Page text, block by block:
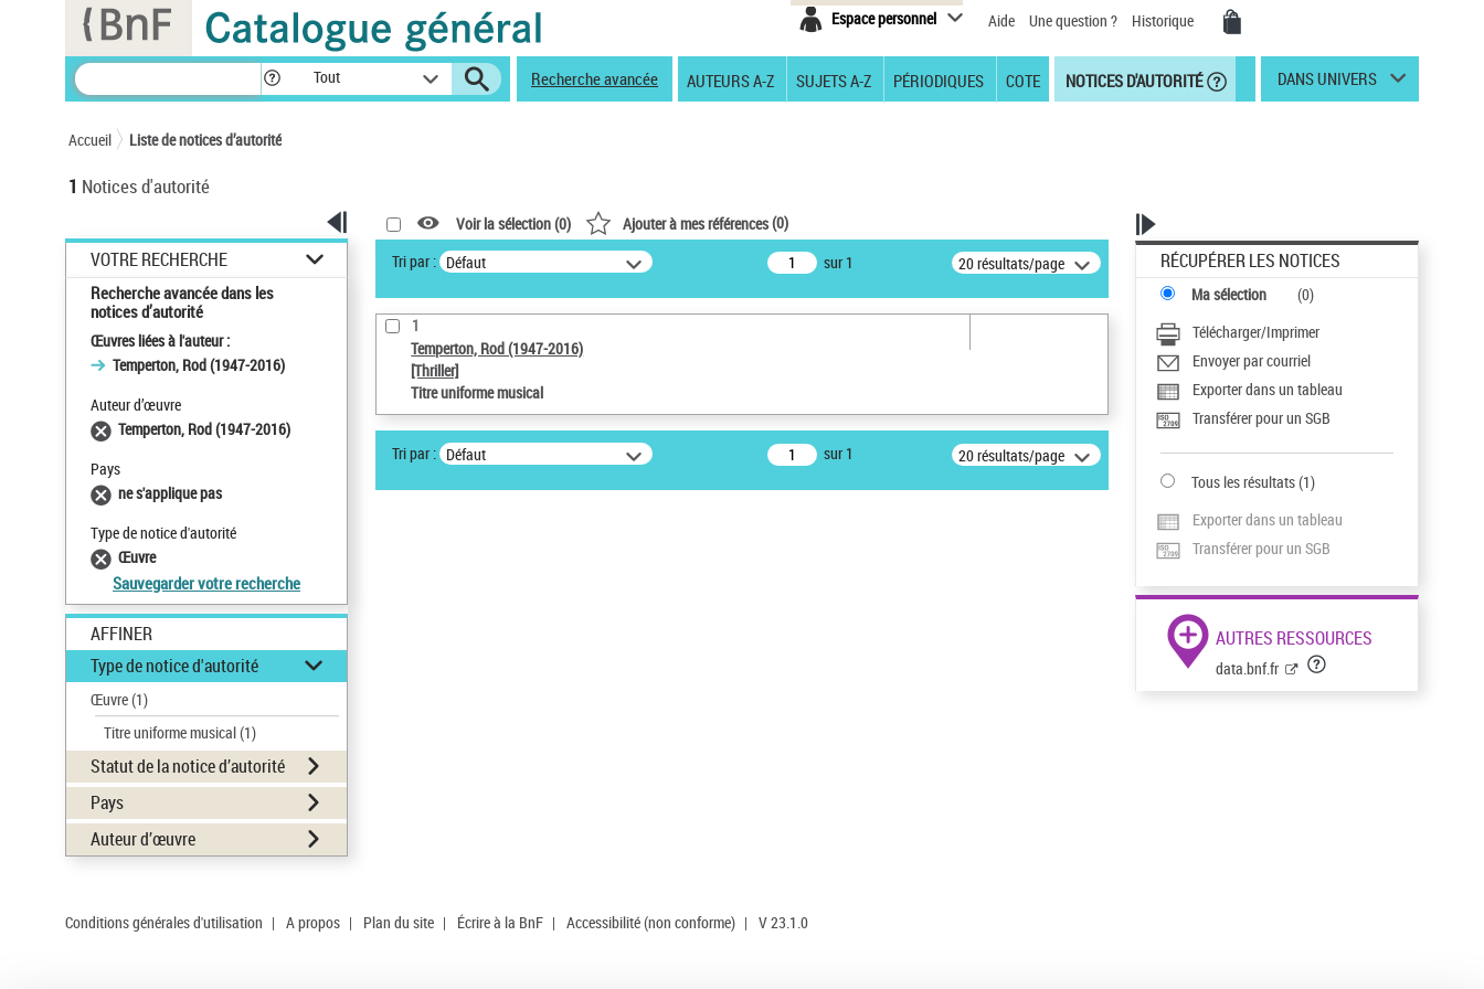
Espace personnel Aide Une question ? Historique
Tout Recherche avancée AUTEURS A-Z SUJETS A-Z PÉRIODIQUES COTE NOTICES D'AUTORITÉ DANS UNIVERS
Accueil Liste de notices d’autorité
1 Notices d'autorité
VOTRE RECHERCHE
Recherche avancée dans les
notices d’autorité
Œuvres liées à l'auteur :
Temperton, Rod (1947-2016)
Auteur d’œuvre
Temperton, Rod (1947-2016)
Pays
ne s'applique pas
Type de notice d'autorité
Œuvre
Sauvegarder votre recherche
AFFINER
Type de notice d'autorité
Œuvre(1)
Titre uniforme musical(1)
Statut de la notice d’autorité
Pays
Auteur d’œuvre
Voir la sélection (0) Ajouter à mes références(0)
Tri par : Défaut sur 1 20 résultats/page
1
Temperton, Rod (1947-2016)
[Thriller]
Titre uniforme musical
Tri par : Défaut sur 1 20 résultats/page
RÉCUPÉRER LES NOTICES
Ma sélection (0)
Télécharger/Imprimer
Envoyer par courriel
Exporter dans un tableau
Transférer pour un SGB
Tous les résultats(1)
Exporter dans un tableau
Transférer pour un SGB
AUTRES RESSOURCES
data.bnf.fr
Conditions générales d'utilisation | A propos | Plan du site | Écrire à la BnF | Accessibilité (non conforme) | V 23.1.0
Panneau de gestion des cookies